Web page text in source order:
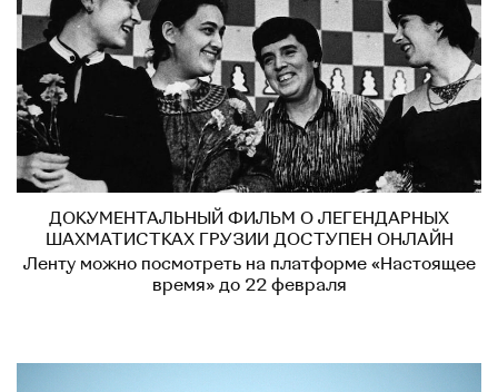
ДОКУМЕНТАЛЬНЫЙ ФИЛЬМ О ЛЕГЕНДАРНЫХ
ШАХМАТИСТКАХ ГРУЗИИ ДОСТУПЕН ОНЛАЙН
Ленту можно посмотреть на платформе «Настоящее
время» до 22 февраля